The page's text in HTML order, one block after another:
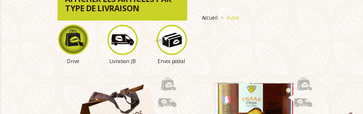
TYPE DE LIVRAISON
Drive Livraison JB Envoi postal
Accueil Autre